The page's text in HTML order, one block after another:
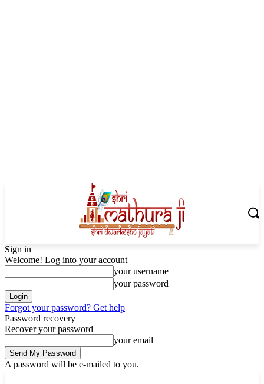
Sign in
Welcome! Log into your account
your username
your password
Forgot your password? Get help
Password recovery
Recover your password
your email
A password will be e-mailed to you.